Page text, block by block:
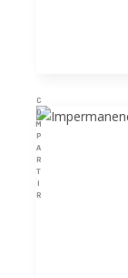
C
O
M
P
A
R
T
I
R